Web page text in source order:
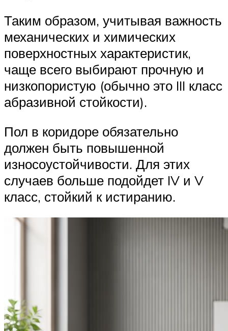
Таким образом, учитывая важность
механических и химических
поверхностных характеристик,
чаще всего выбирают прочную и
низкопористую (обычно это III класс
абразивной стойкости).
Пол в коридоре обязательно
должен быть повышенной
износоустойчивости. Для этих
случаев больше подойдет IV и V
класс, стойкий к истиранию.